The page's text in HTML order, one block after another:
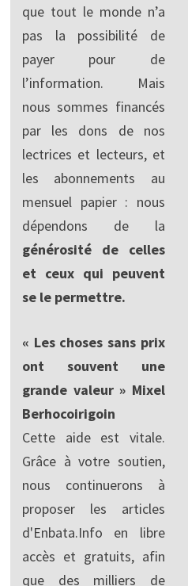
que tout le monde n’a
pas la possibilité de
payer pour de
l’information. Mais
nous sommes financés
par les dons de nos
lectrices et lecteurs, et
les abonnements au
mensuel papier : nous
dépendons de la
générosité de celles
et ceux qui peuvent
se le permettre.
« Les choses sans prix
ont souvent une
grande valeur » Mixel
Berhocoirigoin
Cette aide est vitale.
Grâce à votre soutien,
nous continuerons à
proposer les articles
d'Enbata.Info en libre
accès et gratuits, afin
que des milliers de